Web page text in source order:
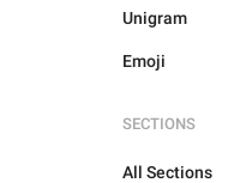
Unigram
Emoji
SECTIONS
All Sections